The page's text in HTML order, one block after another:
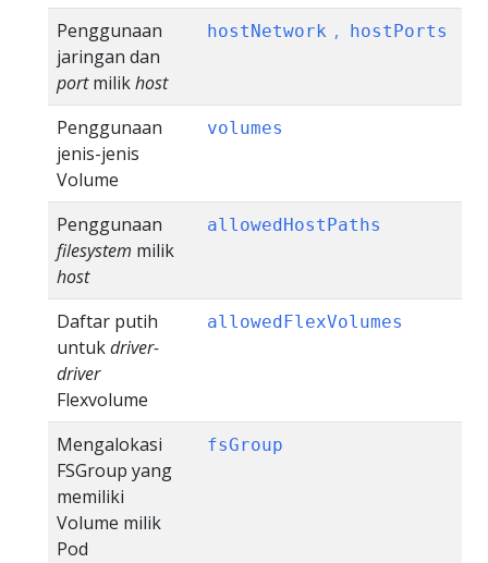
Penggunaan
jaringan dan
portmilikhost
hostNetwork , hostPorts
Penggunaan
jenis-jenis
Volume
volumes
Penggunaan
filesystem milik
host
allowedHostPaths
Daftar putih
untukdriver-
driver
Flexvolume
allowedFlexVolumes
Mengalokasi
FSGroup yang
memiliki
Volume milik
Pod
fsGroup